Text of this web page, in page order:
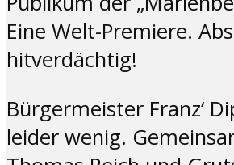
Eine Welt-Premiere.
hitverdächtig!
Bürgermeister Franz‘
leider wenig.